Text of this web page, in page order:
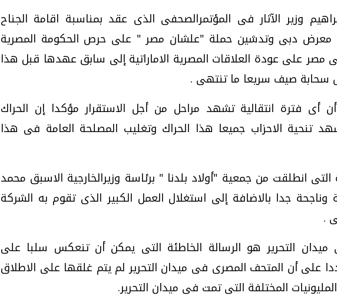
وزير الآثار فى المؤتمرالصحفى الذى عقد بمناسبة اقامة الجناح
معرض دبى وتدشين حملة "علشان مصر " على حرص الحكومة المصرية
مصر على عودة العلاقات المصرية الاماراتية إلى سابق عهدها قبل هذا
سحابة صيف سريعا ما تنتهى .
أن أى فترة انتقالية تشهد مراحل من أجل الاستقرار مؤكدا إن الحراك
تنحية الاحزاب جميعا هذا الحراك وتغليب المصلحة العامة فى هذا
التى انطلقت من جمعية "أولاد بلدنا " برئاسة وزيرالخارجية الاسبق محمد
وناجحة جدا بالاضافة إلى استغلال العمل الكبير الذى تقوم به الشركة
.
ميدان التحرير هو الرسالة الخاطئة التى يمكن أن تنعكس سلبا على
على أن المتحف المصرى فى ميدان التحرير لم يتم غلقها على الاطلاق
المختلفة التى تمت فى ميدان التحرير.
دليلك للتنسيق الجامعي .. تساؤلات
وإجابات
السبت، 01 اغسطس 2026 10:25 ص
فيديو.. الإعلام الرقمي.. تقنيات واعدة
وتحديات هائلة
الخميس، 30 يوليو 2026 01:09 م